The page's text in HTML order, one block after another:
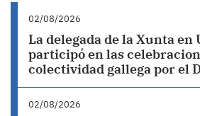
02/08/2026
La delegada de la Xunta en
participó en las
colectividad gallega por el
02/08/2026